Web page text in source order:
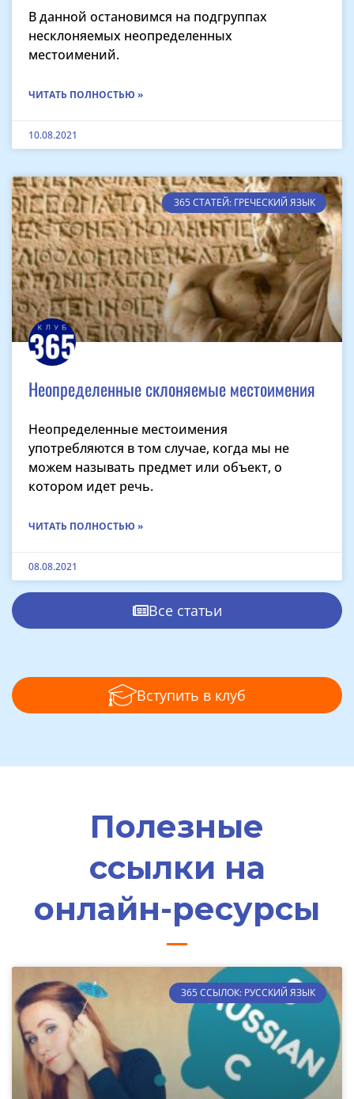
В данной остановимся на подгруппах
несклоняемых неопределенных
местоимений.
ЧИТАТЬ ПОЛНОСТЬЮ »
10.08.2021
365 СТАТЕЙ: ГРЕЧЕСКИЙ ЯЗЫК
Неопределенные склоняемые местоимения
Неопределенные местоимения
употребляются в том случае, когда мы не
можем называть предмет или объект, о
котором идет речь.
ЧИТАТЬ ПОЛНОСТЬЮ »
08.08.2021
Все статьи
Вступить в клуб
Полезные
ссылки на
онлайн-ресурсы
365 ССЫЛОК: РУССКИЙ ЯЗЫК